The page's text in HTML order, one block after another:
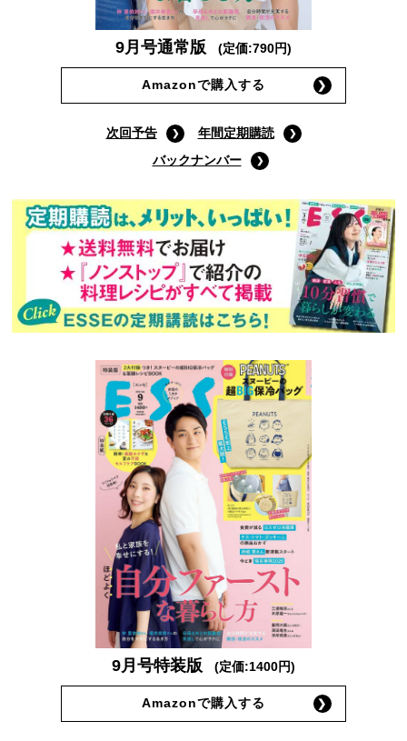
9月号通常版 (定価:790円)
Amazonで購入する
次回予告
年間定期購読
バックナンバー
9月号特装版 (定価:1400円)
Amazonで購入する